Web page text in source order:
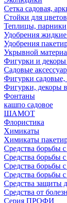
Сетка садовая,
Стойки для цветов
Теплицы, парники
Удобрения
Удобрения
Укрывной
Фигурки и декоры
Садовые
Фигурки садовые,
Фигурки, декоры
Фонтаны
кашпо садовое
ШАМОТ
Флористика
Химикаты
Химикаты
Средства борьбы
Средства борьбы
Средства борьбы
Средства борьбы
Средства защиты
Средства от
Серия ПРОФИ